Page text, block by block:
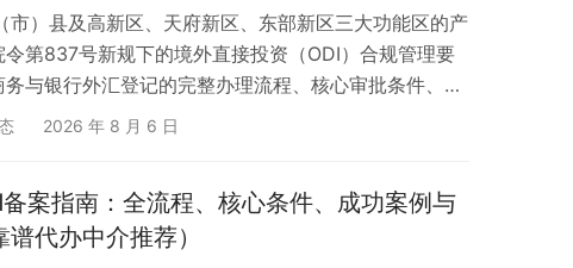
市）县及高新区、天府新区、东部新区三大功能区的产
第837号新规下的境外直接投资（ODI）合规管理要
与银行外汇登记的完整办理流程、核心审批条件、各
单，并列出十大常见避坑误区。文中结合专业代理机
2026 年 8 月 6 日
案指南：全流程、核心条件、成功案例与
代办中介推荐）